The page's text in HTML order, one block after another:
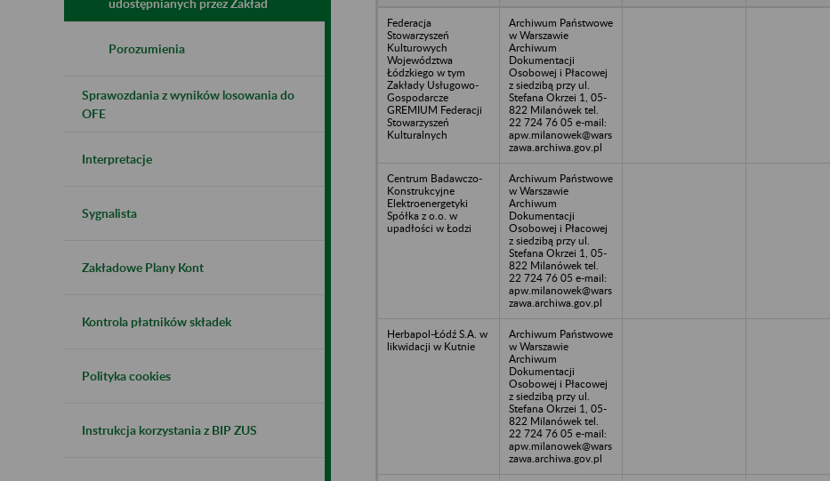
udostępnianych przez Zakład
Porozumienia
Sprawozdania z wyników losowania do
OFE
Interpretacje
Sygnalista
Zakładowe Plany Kont
Kontrola płatników składek
Polityka cookies
Instrukcja korzystania z BIP ZUS
Federacja
Stowarzyszeń
Kulturowych
Województwa
Łódzkiego w tym
Zakłady Usługowo-
Gospodarcze
GREMIUM Federacji
Stowarzyszeń
Kulturalnych
Archiwum Państwowe
w Warszawie
Archiwum
Dokumentacji
Osobowej i Płacowej
z siedzibą przy ul.
Stefana Okrzei 1, 05-
822 Milanówek tel.
22 724 76 05 e-mail:
apw.milanowek@wars
zawa.archiwa.gov.pl
Centrum Badawczo-
Konstrukcyjne
Elektroenergetyki
Spółka z o.o. w
upadłości w Łodzi
Archiwum Państwowe
w Warszawie
Archiwum
Dokumentacji
Osobowej i Płacowej
z siedzibą przy ul.
Stefana Okrzei 1, 05-
822 Milanówek tel.
22 724 76 05 e-mail:
apw.milanowek@wars
zawa.archiwa.gov.pl
Herbapol-Łódź S.A. w
likwidacji w Kutnie
Archiwum Państwowe
w Warszawie
Archiwum
Dokumentacji
Osobowej i Płacowej
z siedzibą przy ul.
Stefana Okrzei 1, 05-
822 Milanówek tel.
22 724 76 05 e-mail:
apw.milanowek@wars
zawa.archiwa.gov.pl